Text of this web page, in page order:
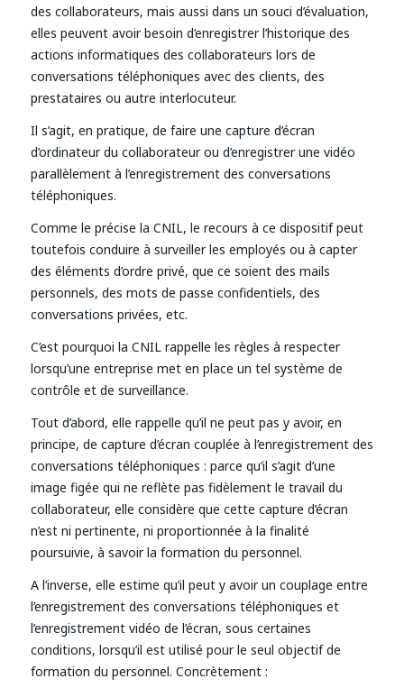
des collaborateurs, mais aussi dans un souci d’évaluation,
elles peuvent avoir besoin d’enregistrer l’historique des
actions informatiques des collaborateurs lors de
conversations téléphoniques avec des clients, des
prestataires ou autre interlocuteur.
Il s’agit, en pratique, de faire une capture d’écran
d’ordinateur du collaborateur ou d’enregistrer une vidéo
parallèlement à l’enregistrement des conversations
téléphoniques.
Comme le précise la CNIL, le recours à ce dispositif peut
toutefois conduire à surveiller les employés ou à capter
des éléments d’ordre privé, que ce soient des mails
personnels, des mots de passe confidentiels, des
conversations privées, etc.
C’est pourquoi la CNIL rappelle les règles à respecter
lorsqu’une entreprise met en place un tel système de
contrôle et de surveillance.
Tout d’abord, elle rappelle qu’il ne peut pas y avoir, en
principe, de capture d’écran couplée à l’enregistrement des
conversations téléphoniques : parce qu’il s’agit d’une
image figée qui ne reflète pas fidèlement le travail du
collaborateur, elle considère que cette capture d’écran
n’est ni pertinente, ni proportionnée à la finalité
poursuivie, à savoir la formation du personnel.
A l’inverse, elle estime qu’il peut y avoir un couplage entre
l’enregistrement des conversations téléphoniques et
l’enregistrement vidéo de l’écran, sous certaines
conditions, lorsqu’il est utilisé pour le seul objectif de
formation du personnel. Concrètement :